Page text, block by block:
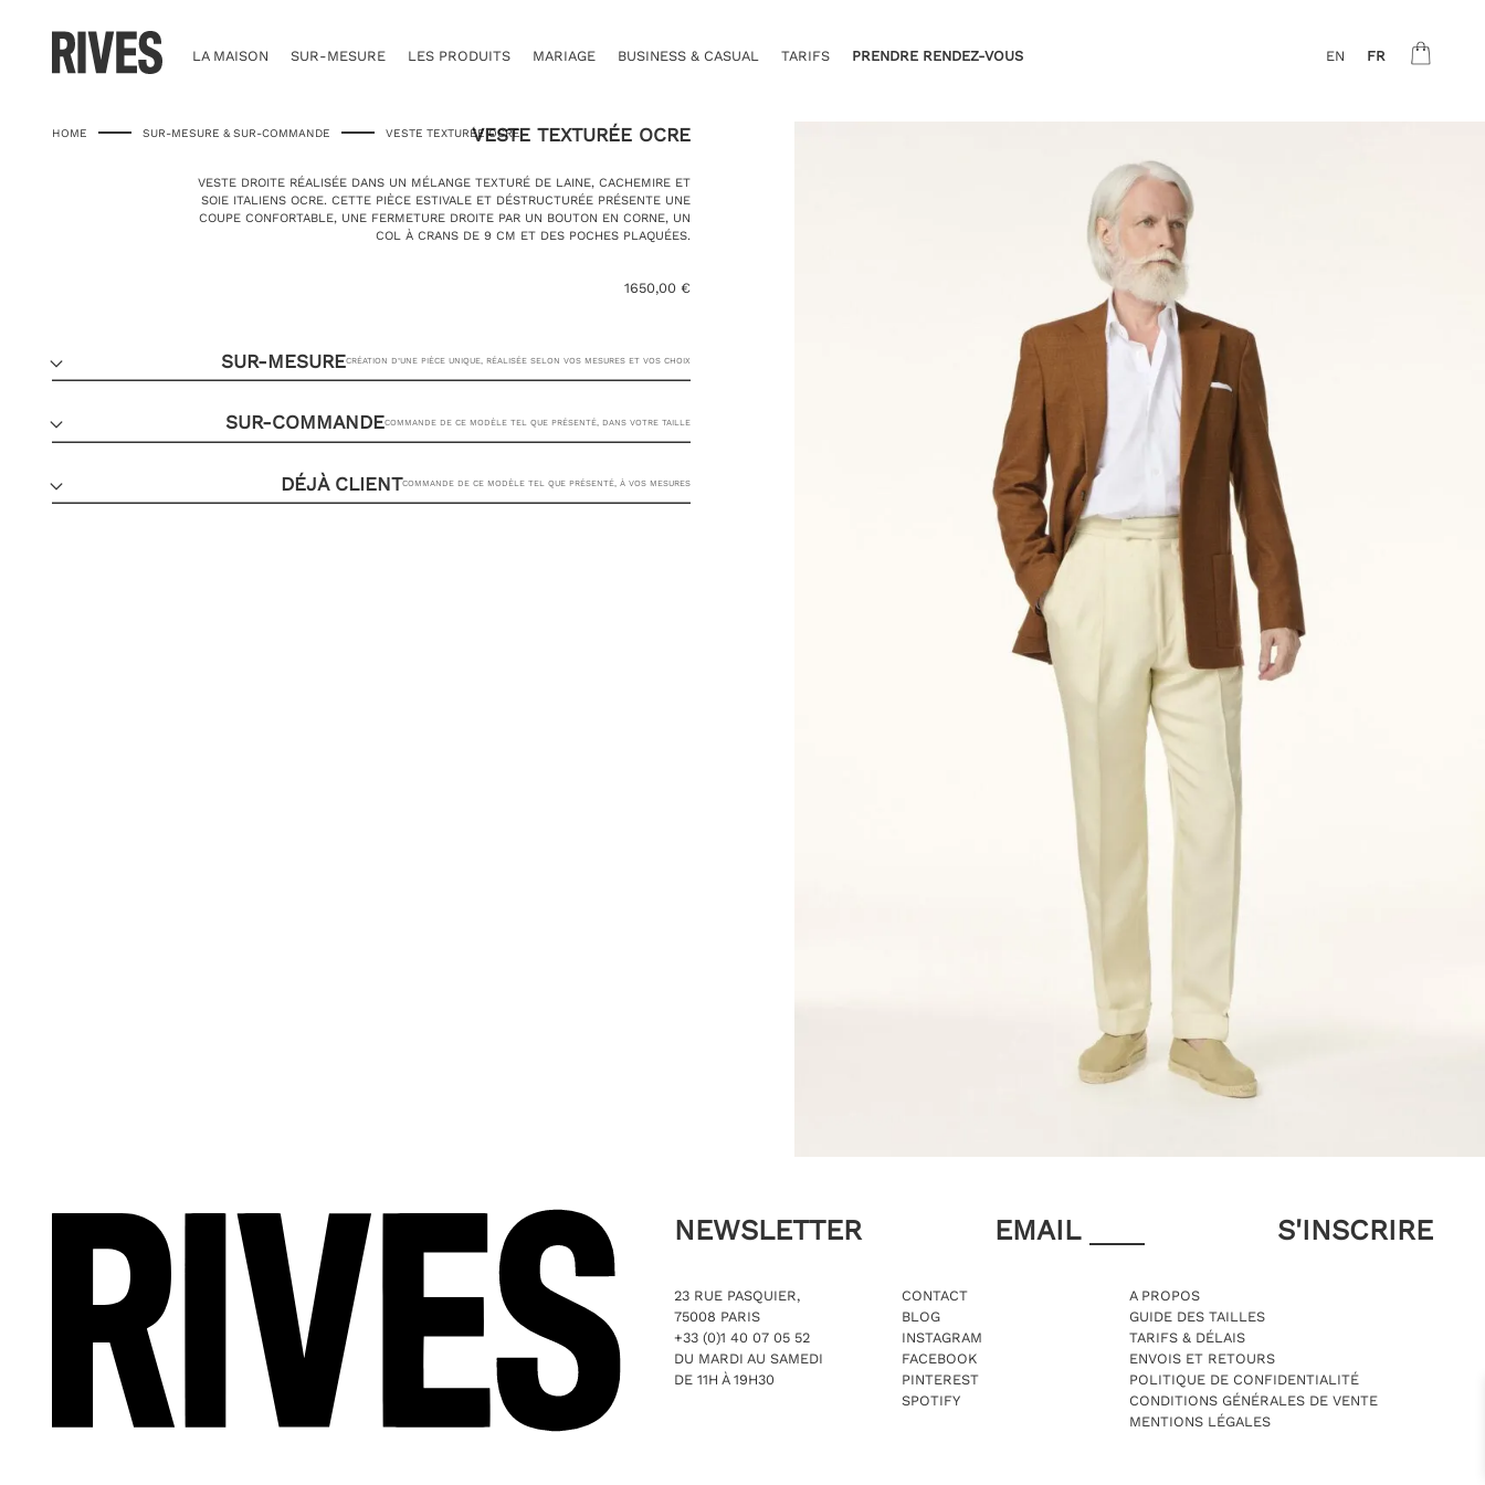
LA MAISON SUR-MESURE LES PRODUITS MARIAGE BUSINESS & CASUAL TARIFS PRENDRE RENDEZ-VOUS EN FR
HOME SUR-MESURE & SUR-COMMANDE VESTE TEXTURÉE OCREVESTE TEXTURÉE OCRE
VESTE DROITE RÉALISÉE DANS UN MÉLANGE TEXTURÉ DE LAINE, CACHEMIRE ET
SOIE ITALIENS OCRE. CETTE PIÈCE ESTIVALE ET DÉSTRUCTURÉE PRÉSENTE UNE
COUPE CONFORTABLE, UNE FERMETURE DROITE PAR UN BOUTON EN CORNE, UN
COL À CRANS DE 9 CM ET DES POCHES PLAQUÉES.
1650,00 €
SUR-MESURECRÉATION D’UNE PIÈCE UNIQUE, RÉALISÉE SELON VOS MESURES ET VOS CHOIX
23 RUE
PASQUIER, 75008 PARIS
SUR-COMMANDECOMMANDE DE CE MODÈLE TEL QUE PRÉSENTÉ, DANS VOTRE TAILLE
DÉJÀ CLIENTCOMMANDE DE CE MODÈLE TEL QUE PRÉSENTÉ, À VOS MESURES
TAILLE DE VESTE
NEWSLETTER EMAIL
23 RUE PASQUIER,
75008 PARIS
+33 (0)1 40 07 05 52
DU MARDI AU SAMEDI
DE 11H À 19H30
CONTACT
BLOG
INSTAGRAM
FACEBOOK
PINTEREST
SPOTIFY
A PROPOS
GUIDE DES TAILLES
TARIFS & DÉLAIS
ENVOIS ET RETOURS
POLITIQUE DE CONFIDENTIALITÉ
CONDITIONS GÉNÉRALES DE VENTE
MENTIONS LÉGALES